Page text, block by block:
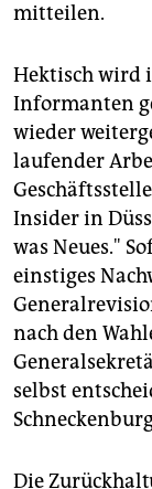
mitteilen.
Hektisch wird
Informanten
wieder
laufender
Insider in
was Neues."
einstiges
nach den
selbst
Die